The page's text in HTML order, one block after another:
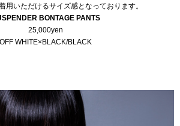
用いただけるサイズ感となっております。
BONTAGE PANTS
25,000yen
OFF WHITE×BLACK/BLACK